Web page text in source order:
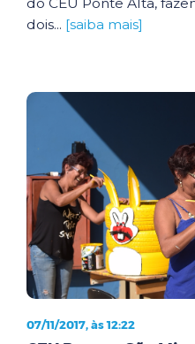
dois... [saiba mais]
07/11/2017, às 12:22